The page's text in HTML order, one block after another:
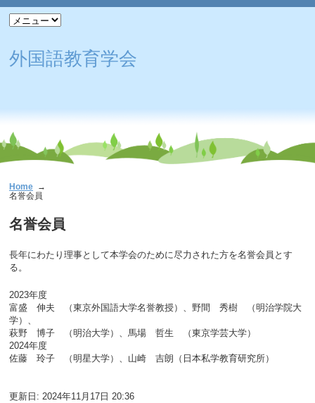
外国語教育学会
Home
名誉会員
名誉会員
長年にわたり理事として本学会のために尽力された方を名誉会員とす
る。
2023年度
富盛 伸夫 （東京外国語大学名誉教授）、野間 秀樹 （明治学院大
学）、
萩野 博子 （明治大学）、馬場 哲生 （東京学芸大学）
2024年度
佐藤 玲子 （明星大学）、山崎 吉朗（日本私学教育研究所）
更新日: 2024年11月17日 20:36